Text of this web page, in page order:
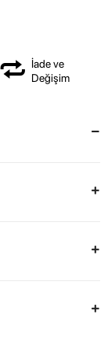
İade ve
Değişim